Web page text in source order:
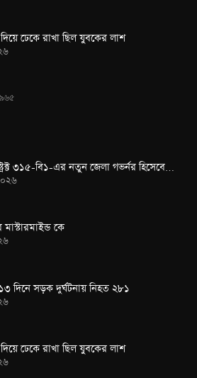
ঢেকে রাখা ছিল যুবকের লাশ
৩১৫-বি১-এর নতুন জেলা গভর্নর হিসেবে…
মাস্টারমাইন্ড কে
দিনে সড়ক দুর্ঘটনায় নিহত ২৮১
ঢেকে রাখা ছিল যুবকের লাশ